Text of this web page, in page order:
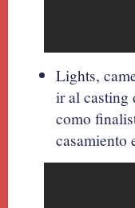
Lights,
ir al casting
como
casamiento